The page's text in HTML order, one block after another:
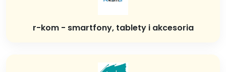
r-kom - smartfony, tablety i akcesoria